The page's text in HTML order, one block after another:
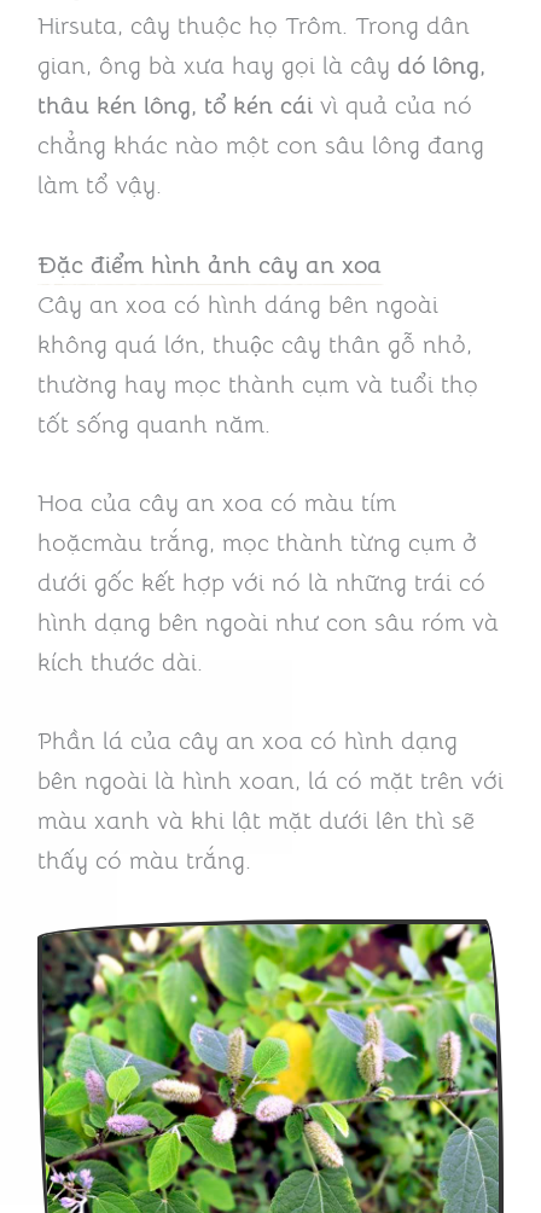
Hirsuta, cây thuộc họ Trôm. Trong dân
gian, ông bà xưa hay gọi là cây dó lông,
thâu kén lông, tổ kén cáivì quả của nó
chẳng khác nào một con sâu lông đang
làm tổ vậy.
Đặc điểm hình ảnh cây an xoa
Cây an xoa có hình dáng bên ngoài
không quá lớn, thuộc cây thân gỗ nhỏ,
thường hay mọc thành cụm và tuổi thọ
tốt sống quanh năm.
Hoa của cây an xoa có màu tím
hoặcmàu trắng, mọc thành từng cụm ở
dưới gốc kết hợp với nó là những trái có
hình dạng bên ngoài như con sâu róm và
kích thước dài.
Phần lá của cây an xoa có hình dạng
bên ngoài là hình xoan, lá có mặt trên với
màu xanh và khi lật mặt dưới lên thì sẽ
thấy có màu trắng.